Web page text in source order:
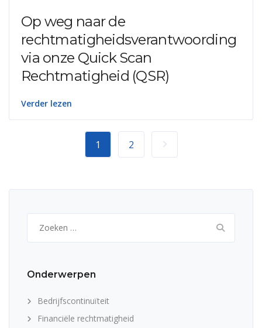
Op weg naar de
rechtmatigheidsverantwoording
via onze Quick Scan
Rechtmatigheid (QSR)
Verder lezen
1 2
naar:
Onderwerpen
Bedrijfscontinuïteit
Financiële rechtmatigheid